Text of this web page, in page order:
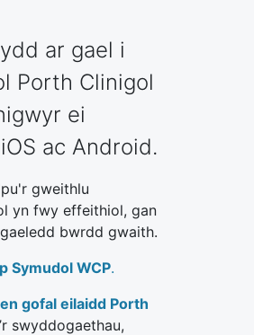
ar gael i
Porth Clinigol
ei
ac Android.
gweithlu
yn fwy effeithiol, gan
bwrdd gwaith.
Symudol WCP.
gofal eilaidd Porth
swyddogaethau,